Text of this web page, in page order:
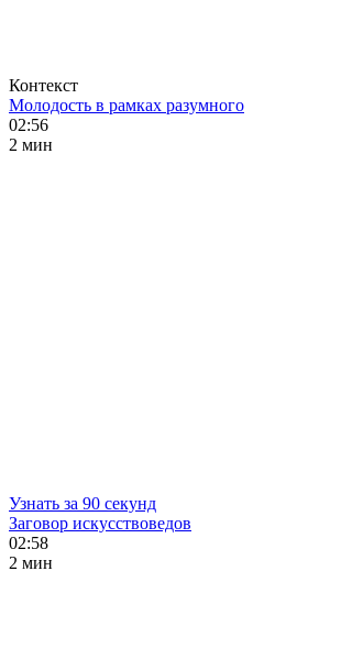
Контекст
Молодость в рамках разумного
02:56
2 мин
Узнать за 90 секунд
Заговор искусствоведов
02:58
2 мин